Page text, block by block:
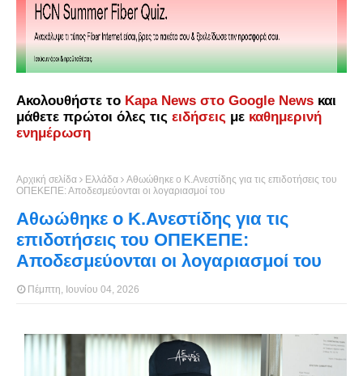
Ακολουθήστε το Kapa News στο Google News και
μάθετε πρώτοι όλες τις ειδήσεις με καθημερινή
ενημέρωση
Αρχική σελίδα Ελλάδα
Αθωώθηκε ο Κ.Ανεστίδης για τις επιδοτήσεις του
ΟΠΕΚΕΠΕ: Αποδεσμεύονται οι λογαριασμοί του
Αθωώθηκε ο Κ.Ανεστίδης για τις
επιδοτήσεις του ΟΠΕΚΕΠΕ:
Αποδεσμεύονται οι λογαριασμοί του
Πέμπτη, Ιουνίου 04, 2026